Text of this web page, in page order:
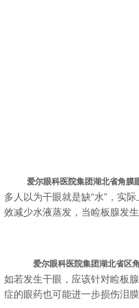
爱尔眼科医院集团湖北省角膜
多人以为干眼就是缺“水”，实
效减少水液蒸发，当睑板腺发
爱尔眼科医院集团湖北省区
如若发生干眼，应该针对睑板
症的眼药也可能进一步损伤泪